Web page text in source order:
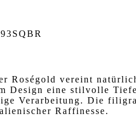
Roségold vereint
Design eine stilvolle
Verarbeitung. Die
Raffinesse.